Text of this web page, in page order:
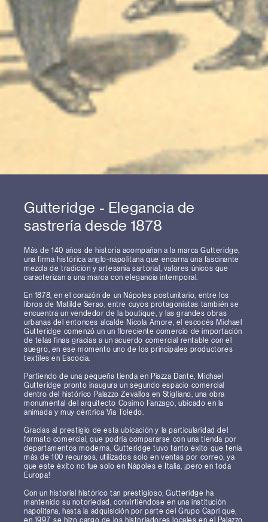
Gutteridge - Elegancia de
sastrería desde 1878
Más de 140 años de historia acompañan a la marca Gutteridge,
una firma histórica anglo-napolitana que encarna una fascinante
mezcla de tradición y artesanía sartorial, valores únicos que
caracterizan a una marca con elegancia intemporal.
En 1878, en el corazón de un Nápoles postunitario, entre los
libros de Matilde Serao, entre cuyos protagonistas también se
encuentra un vendedor de la boutique, y las grandes obras
urbanas del entonces alcalde Nicola Amore, el escocés Michael
Gutteridge comenzó un un floreciente comercio de importación
de telas finas gracias a un acuerdo comercial rentable con el
suegro, en ese momento uno de los principales productores
textiles en Escocia.
Partiendo de una pequeña tienda en Piazza Dante, Michael
Gutteridge pronto inaugura un segundo espacio comercial
dentro del histórico Palazzo Zevallos en Stigliano, una obra
monumental del arquitecto Cosimo Fanzago, ubicado en la
animada y muy céntrica Via Toledo.
Gracias al prestigio de esta ubicación y la particularidad del
formato comercial, que podría compararse con una tienda por
departamentos moderna, Gutteridge tuvo tanto éxito que tenía
más de 100 recursos, utilizados solo en ventas por correo, ya
que este éxito no fue solo en Nápoles e Italia, ¡pero en toda
Europa!
Con un historial histórico tan prestigioso, Gutteridge ha
mantenido su notoriedad, convirtiéndose en una institución
napolitana, hasta la adquisición por parte del Grupo Capri que,
en 1997, se hizo cargo de los historiadores locales en el Palazzo